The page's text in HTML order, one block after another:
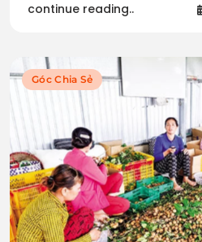
continue reading..
Góc Chia Sẻ